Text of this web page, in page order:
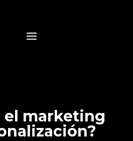
el marketing